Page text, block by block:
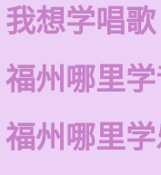
我想学唱
福州哪里
福州哪里